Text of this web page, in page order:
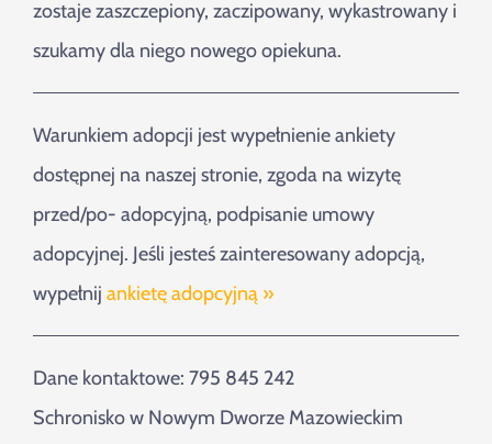
zostaje zaszczepiony, zaczipowany, wykastrowany i
szukamy dla niego nowego opiekuna.
Warunkiem adopcji jest wypełnienie ankiety
dostępnej na naszej stronie, zgoda na wizytę
przed/po- adopcyjną, podpisanie umowy
adopcyjnej. Jeśli jesteś zainteresowany adopcją,
wypełnij ankietę adopcyjną »
Dane kontaktowe: 795 845 242
Schronisko w Nowym Dworze Mazowieckim